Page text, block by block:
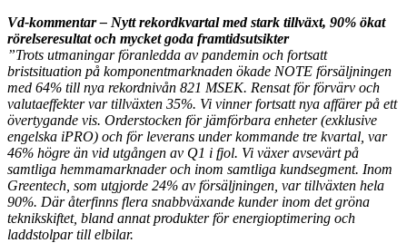
Vd-kommentar – Nytt rekordkvartal med stark tillväxt, 90% ökat
rörelseresultat och mycket goda framtidsutsikter
”Trots utmaningar föranledda av pandemin och fortsatt
bristsituation på komponentmarknaden ökade NOTE försäljningen
med 64% till nya rekordnivån 821 MSEK. Rensat för förvärv och
valutaeffekter var tillväxten 35%. Vi vinner fortsatt nya affärer på ett
övertygande vis. Orderstocken för jämförbara enheter (exklusive
engelska iPRO) och för leverans under kommande tre kvartal, var
46% högre än vid utgången av Q1 i fjol. Vi växer avsevärt på
samtliga hemmamarknader och inom samtliga kundsegment. Inom
Greentech, som utgjorde 24% av försäljningen, var tillväxten hela
90%. Där återfinns flera snabbväxande kunder inom det gröna
teknikskiftet, bland annat produkter för energioptimering och
laddstolpar till elbilar.